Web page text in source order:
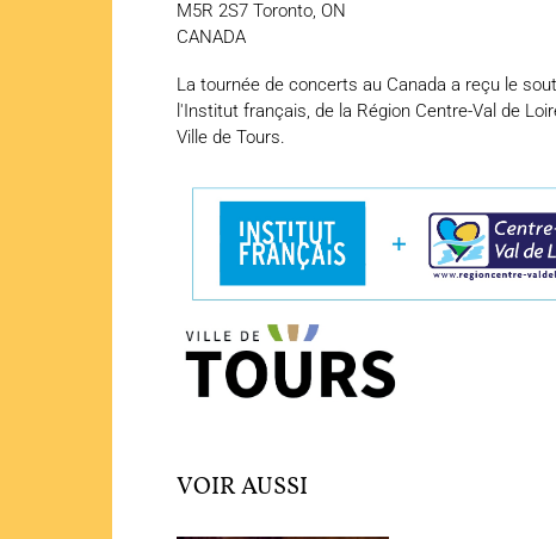
M5R 2S7 Toronto, ON
CANADA
La tournée de concerts au Canada a reçu le
l'Institut français, de la Région Centre-Val de
Ville de Tours.
VOIR AUSSI